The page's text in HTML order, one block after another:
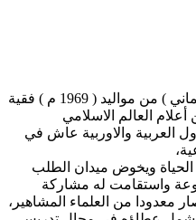
ابو فارس بن محمد بن عبدالله ( العماني ) من مواليد ( 1969 م ) فقية
العالم الاسلامي
العربية والاوربية عاش في
ويخوض ميدان الطلب
واستقامت له مشاركة
معدودا من العلماء المشاهير،